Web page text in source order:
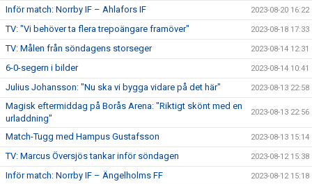
Inför match: Norrby IF – Ahlafors IF 2023-08-20 16:22
TV: "Vi behöver ta flera trepoängare framöver" 2023-08-18 17:33
TV: Målen från söndagens storseger 2023-08-14 12:31
6-0-segern i bilder 2023-08-14 10:41
Julius Johansson: "Nu ska vi bygga vidare på det här" 2023-08-13 22:58
Magisk eftermiddag på Borås Arena: "Riktigt skönt med en
urladdning"
2023-08-13 22:56
Match-Tugg med Hampus Gustafsson 2023-08-13 15:14
TV: Marcus Översjös tankar inför söndagen 2023-08-12 15:38
Inför match: Norrby IF – Ängelholms FF 2023-08-12 15:18